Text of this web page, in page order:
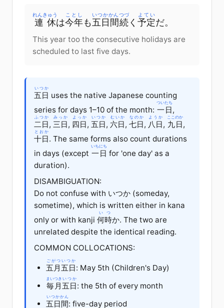
連休
れんきゅう
は今年
ことし
も 五日間
いつかかん
続
つづ
く 予定
よてい
だ。
This year too the consecutive holidays are
scheduled to last five days.
五日
いつか
uses the native Japanese counting
series for days 1–10 of the month: 一日
ついたち
,
二日
ふつか
, 三日
みっか
, 四日
よっか
, 五日
いつか
, 六日
むいか
, 七日
なのか
, 八日
ようか
, 九日
ここのか
,
十日
とおか
. The same forms also count durations
in days (except 一日
いちにち
for 'one day' as a
duration).
DISAMBIGUATION:
Do not confuse with いつか (someday,
sometime), which is written either in kana
only or with kanji 何時
いつ
か. The two are
unrelated despite the identical reading.
COMMON COLLOCATIONS:
五月
ごがつ
五日
いつか
: May 5th (Children's Day)
毎月
まいつき
五日
いつか
: the 5th of every month
五日間
いつかかん
: five-day period